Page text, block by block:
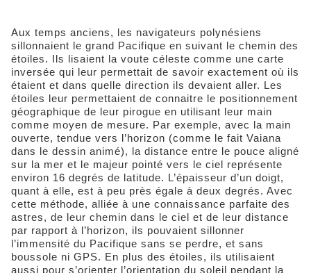
Aux temps anciens, les navigateurs polynésiens
sillonnaient le grand Pacifique en suivant le chemin des
étoiles. Ils lisaient la voute céleste comme une carte
inversée qui leur permettait de savoir exactement où ils
étaient et dans quelle direction ils devaient aller. Les
étoiles leur permettaient de connaitre le positionnement
géographique de leur pirogue en utilisant leur main
comme moyen de mesure. Par exemple, avec la main
ouverte, tendue vers l’horizon (comme le fait Vaiana
dans le dessin animé), la distance entre le pouce aligné
sur la mer et le majeur pointé vers le ciel représente
environ 16 degrés de latitude. L’épaisseur d’un doigt,
quant à elle, est à peu près égale à deux degrés. Avec
cette méthode, alliée à une connaissance parfaite des
astres, de leur chemin dans le ciel et de leur distance
par rapport à l’horizon, ils pouvaient sillonner
l’immensité du Pacifique sans se perdre, et sans
boussole ni GPS. En plus des étoiles, ils utilisaient
aussi pour s’orienter l’orientation du soleil pendant la